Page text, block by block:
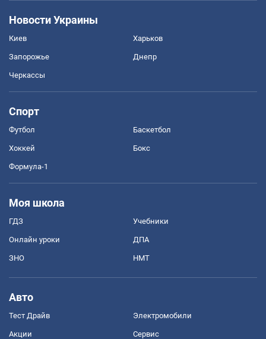
Новости Украины
Киев Харьков
Запорожье Днепр
Черкассы
Спорт
Футбол Баскетбол
Хоккей Бокс
Формула-1
Моя школа
ГДЗ Учебники
Онлайн уроки ДПА
ЗНО НМТ
Авто
Тест Драйв Электромобили
Акции Сервис